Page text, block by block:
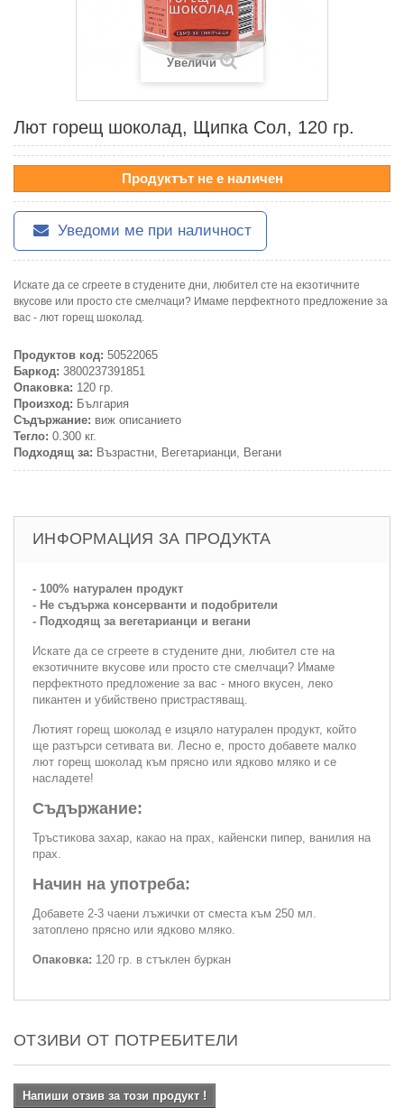
Увеличи
Лют горещ шоколад, Щипка Сол, 120 гр.
Продуктът не е наличен
Уведоми ме при наличност
Искате да се сгреете в студените дни, любител сте на екзотичните
вкусове или просто сте смелчаци? Имаме перфектното предложение за
вас - лют горещ шоколад.
Продуктов код: 50522065
Баркод: 3800237391851
Опаковка: 120 гр.
Произход: България
Съдържание: виж описанието
Тегло: 0.300 кг.
Подходящ за: Възрастни, Вегетарианци, Вегани
ИНФОРМАЦИЯ ЗА ПРОДУКТА
- 100% натурален продукт
- Не съдържа консерванти и подобрители
- Подходящ за вегетарианци и вегани
Искате да се сгреете в студените дни, любител сте на
екзотичните вкусове или просто сте смелчаци? Имаме
перфектното предложение за вас - много вкусен, леко
пикантен и убийствено пристрастяващ.
Лютият горещ шоколад е изцяло натурален продукт, който
ще разтърси сетивата ви. Лесно е, просто добавете малко
лют горещ шоколад към прясно или ядково мляко и се
насладете!
Съдържание:
Тръстикова захар, какао на прах, кайенски пипер, ванилия на
прах.
Начин на употреба:
Добавете 2-3 чаени лъжички от сместа към 250 мл.
затоплено прясно или ядково мляко.
Опаковка: 120 гр. в стъклен буркан
ОТЗИВИ ОТ ПОТРЕБИТЕЛИ
Напиши отзив за този продукт !